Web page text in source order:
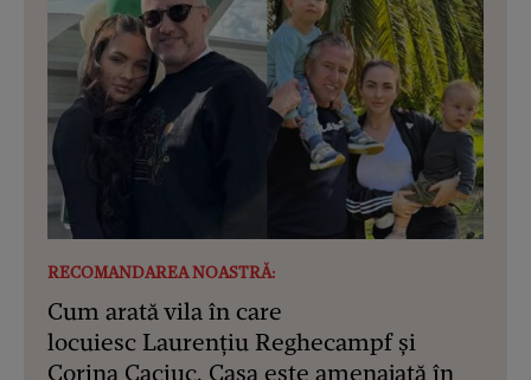
RECOMANDAREA NOASTRĂ:
Cum arată vila în care
locuiesc Laurențiu Reghecampf și
Corina Caciuc. Casa este amenajată în